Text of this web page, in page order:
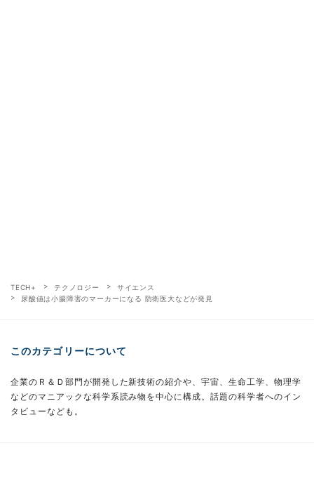
TECH+ テクノロジー
サイエンス
尿酸値は小腸障害のマーカーになる 防衛医大などが発見
このカテゴリーについて
企業のＲ＆Ｄ部門が開発した新技術の紹介や、宇宙、生命工学、物理学
などのマニアックな科学系読み物を中心に構成。話題の科学者へのイン
タビューなども。